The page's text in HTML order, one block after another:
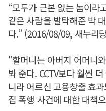
“모두가 근본 없는 놈이라
같은 사람을 발탁해준 박
다.” (2016/08/09, 새누리
"할머니는 아버지 어머니
봐 준다. CCTV보다 훨씬
니라 어르신 고용창출 효
집 폭행 사건에 대한 대책